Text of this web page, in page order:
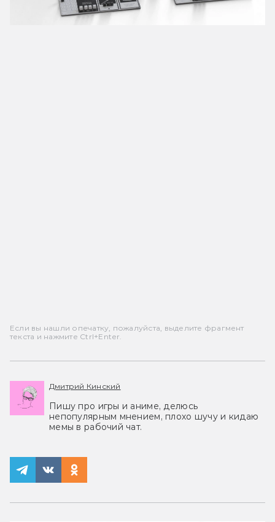
Если вы нашли опечатку, пожалуйста, выделите фрагмент
текста и нажмите Ctrl+Enter.
Дмитрий Кинский
Пишу про игры и аниме, делюсь
непопулярным мнением, плохо шучу и кидаю
мемы в рабочий чат.